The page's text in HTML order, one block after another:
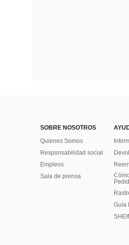
SOBRE NOSOTROS
Quienes Somos
Responsabilidad social
Empleos
Sala de prensa
Guía